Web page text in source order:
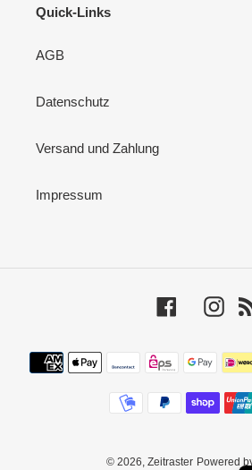
Quick-Links
AGB
Datenschutz
Versand und Zahlung
Impressum
Facebook
© 2026, Zeitraster Powered